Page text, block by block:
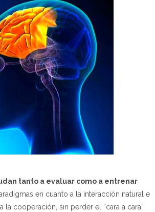
tanto a evaluar como a entrenar
en cuanto a la interacción natural e
cooperación, sin perder el “cara a cara”